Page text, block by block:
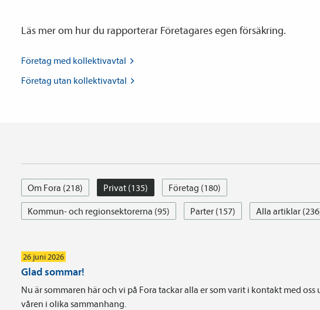
Läs mer om hur du rapporterar Företagares egen försäkring.
Företag med kollektiv­avtal
Företag utan kollektiv­avtal
Om Fora (218) Privat (135)
Företag (180)
Kommun- och regionsektorerna (95)
Parter (157) Alla artiklar
26 juni 2026
Glad sommar!
Nu är sommaren här och vi på Fora tackar alla er som varit i kontakt med
våren i olika sammanhang.